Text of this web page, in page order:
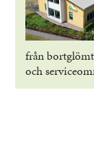
från
och